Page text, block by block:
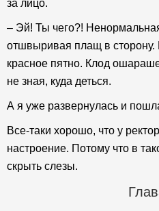
за лицо.
– Эй! Ты чего?!
отшвыривая плащ в сторону.
красное пятно. Клод
не зная, куда деться.
А я уже развернулась и
Все-таки хорошо, что у
настроение. Потому что в
скрыть слезы.